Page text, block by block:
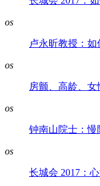
os
卢永昕教授：
os
房颤、高龄、女
os
钟南山院士：慢
os
长城会 2017：